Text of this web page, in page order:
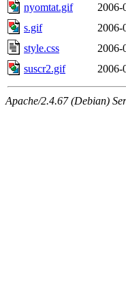
nyomtat.gif
2006-
s.gif
2006-
style.css
2006-
suscr2.gif
2006-
Apache/2.4.67 (Debian)